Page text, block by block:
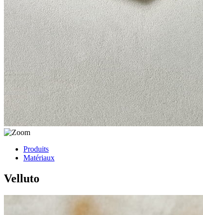
Produits
Matériaux
Velluto